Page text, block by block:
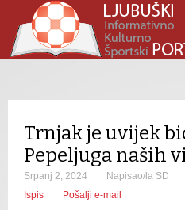
Trnjak je uvijek
Pepeljuga naših
Srpanj 2, 2024 Napisao/la SD
Ispis
Pošalji e-mail